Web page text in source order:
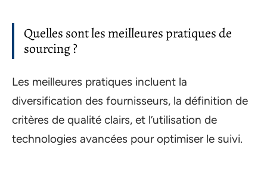
Quelles sont les meilleures pratiques de
sourcing ?
Les meilleures pratiques incluent la
diversification des fournisseurs, la définition de
critères de qualité clairs, et l’utilisation de
technologies avancées pour optimiser le suivi.